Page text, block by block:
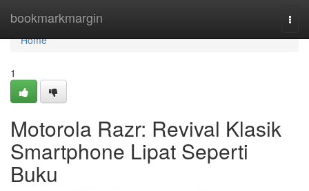
bookmarkmargin
Home
Home
1
Motorola Razr: Revival Klasik
Smartphone Lipat Seperti
Buku